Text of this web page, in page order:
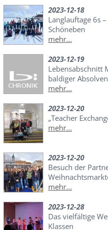
2023-12-18
Langlauftage 6s
Schöneben
mehr...
2023-12-19
Lebensabschnitt
baldiger
mehr...
2023-12-20
„Teacher
mehr...
2023-12-20
Besuch der
mehr...
2023-12-28
Das vielfältige
Klassen